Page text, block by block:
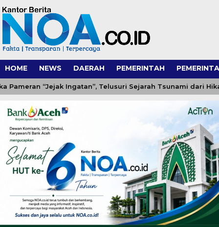
HOME NEWS DAERAH PEMERINTAH
“Jejak Ingatan”, Telusuri Sejarah Tsunami dari